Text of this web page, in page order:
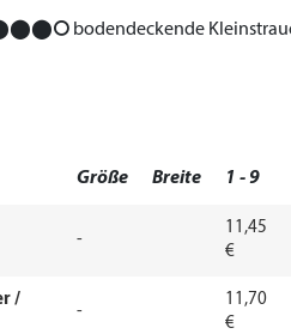
bodendeckende
Größe Breite 1 - 9
-
11,45
€
/
-
11,70
€